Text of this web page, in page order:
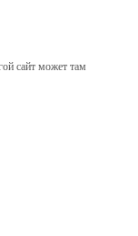
сайт может там